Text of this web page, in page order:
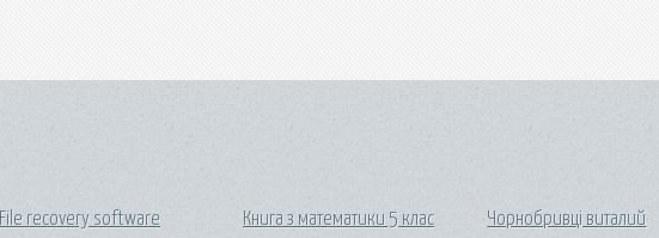
File recovery software Книга з математики 5 клас Чорнобривці виталий